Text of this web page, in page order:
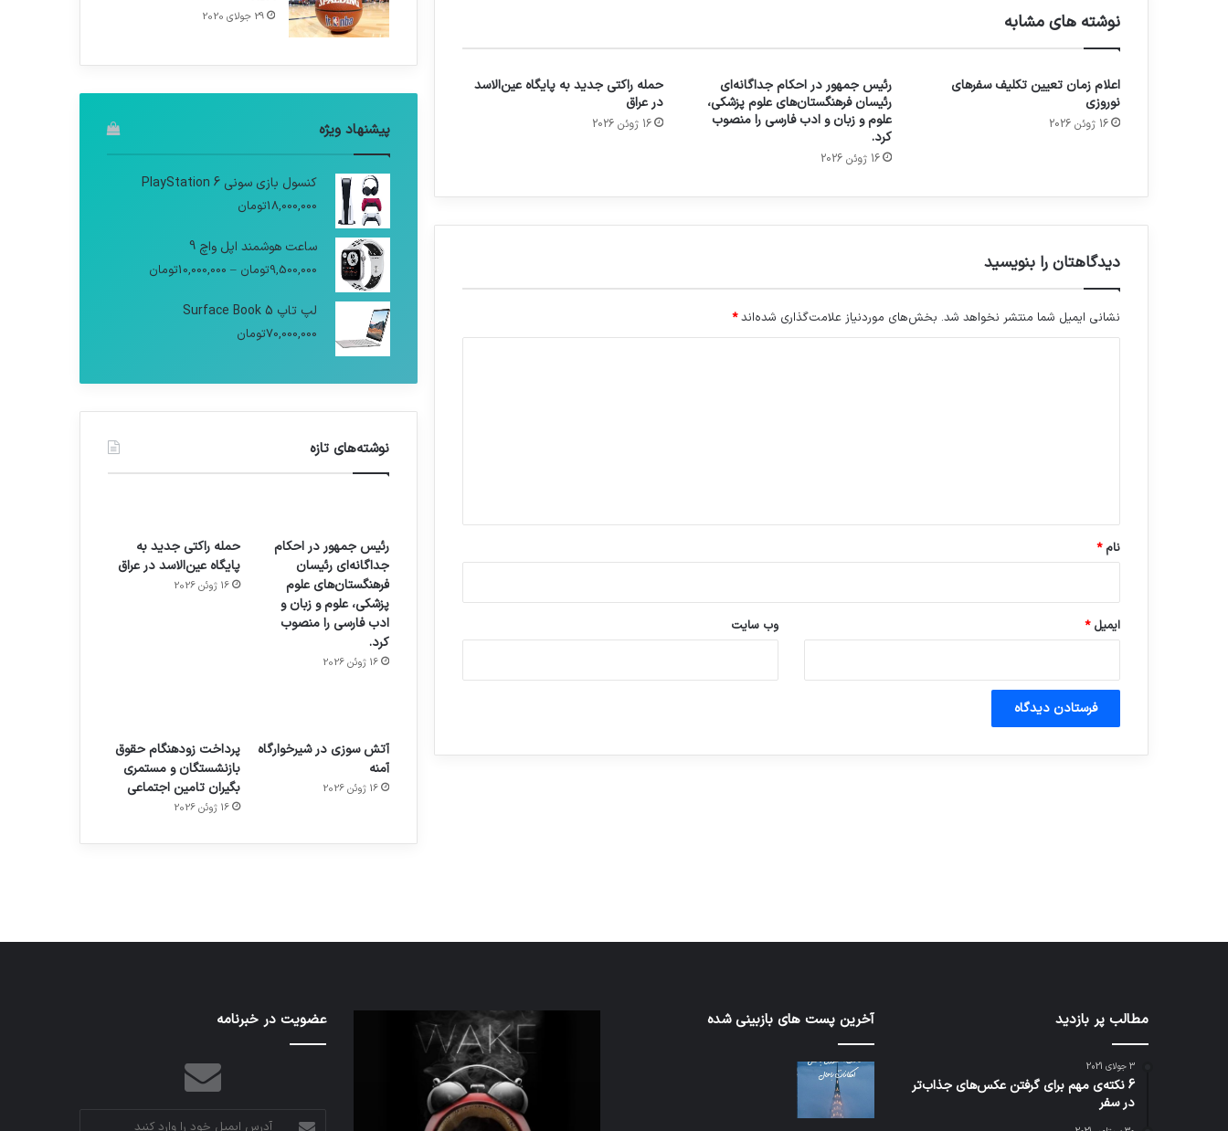
نوشته های مشابه
اعلام زمان تعیین تکلیف سفرهای
نوروزی
16 ژوئن 2026
رئیس جمهور در احکام جداگانه‌ای
رئیسان فرهنگستان‌های علوم پزشکی،
علوم و زبان و ادب فارسی را منصوب
کرد.
16 ژوئن 2026
حمله راکتی جدید به پایگاه عین‌الاسد
در عراق
16 ژوئن 2026
دیدگاهتان را بنویسید
نشانی ایمیل شما منتشر نخواهد شد. بخش‌های موردنیاز علامت‌گذاری شده‌اند*
نام*
ایمیل* وب‌ سایت
29 جولای 2020
پیشنهاد ویژه
کنسول بازی سونی PlayStation 6
18,000,000تومان
ساعت هوشمند اپل واچ 9
9,500,000تومان –
10,000,000تومان
لپ تاپ Surface Book 5
70,000,000تومان
نوشته‌های تازه
رئیس جمهور در احکام
جداگانه‌ای رئیسان
فرهنگستان‌های علوم
پزشکی، علوم و زبان و
ادب فارسی را منصوب
کرد.
16 ژوئن 2026
حمله راکتی جدید به
پایگاه عین‌الاسد در عراق
16 ژوئن 2026
آتش سوزی در شیرخوارگاه
آمنه
16 ژوئن 2026
پرداخت زودهنگام حقوق
بازنشستگان و مستمری
بگیران تامین اجتماعی
16 ژوئن 2026
هدفون های 2023
مطالب پر بازدید
3 جولای 2021
6 نکته‌ی مهم برای گرفتن عکس‌های جذاب‌تر
در سفر
آخرین پست های بازبینی شده
کدام
پیام‌رسان
کاربران
نخستین
کاملا
خودران
نقلیه
اپل
اف‌ای‌تی‌اف
عضویت در خبرنامه
آدرس